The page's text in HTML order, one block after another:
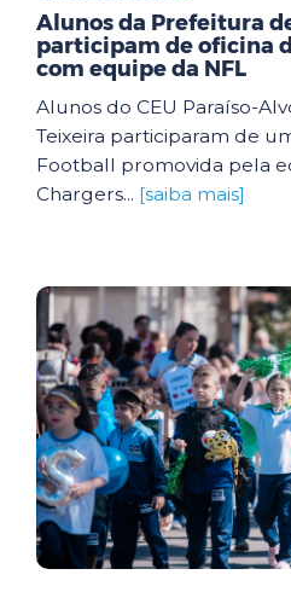
Alunos da Prefeitura
participam de oficina
com equipe da NFL
Alunos do CEU Paraíso-
Teixeira participaram de
Football promovida pela
Chargers... [saiba mais]